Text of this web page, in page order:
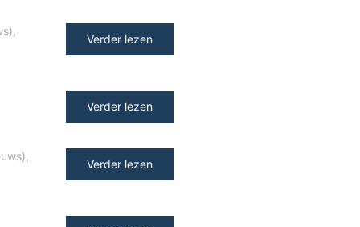
,
Verder lezen
Verder lezen
,
Verder lezen